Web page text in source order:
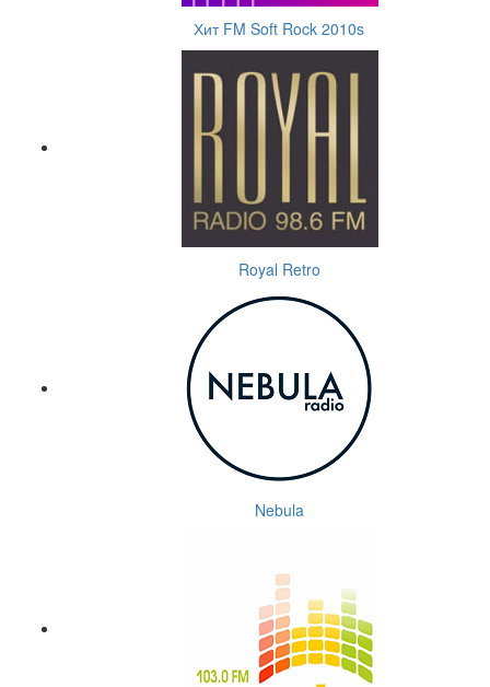
Хит FM Soft Rock 2010s
Royal Retro
Nebula